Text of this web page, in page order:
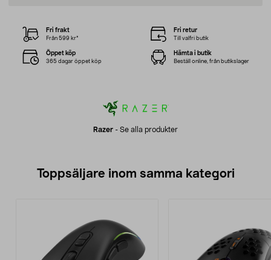
Razer - Se alla produkter
Fri frakt
Från 599 kr*
Fri retur
Till valfri butik
Öppet köp
365 dagar öppet köp
Hämta i butik
Beställ online, från butikslager
Toppsäljare inom samma kategori